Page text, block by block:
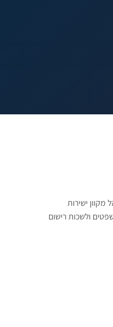
מקוון ישירות
ולשכות רישום